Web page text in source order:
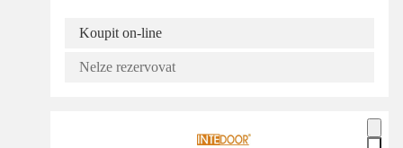
Koupit on-line
Nelze rezervovat